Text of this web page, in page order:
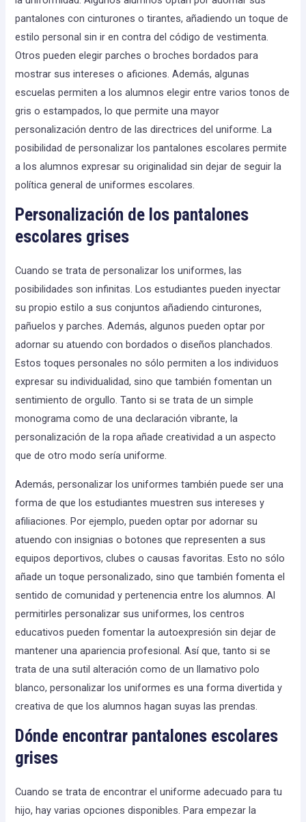
pantalones con cinturones o tirantes, añadiendo un toque de
estilo personal sin ir en contra del código de vestimenta.
Otros pueden elegir parches o broches bordados para
mostrar sus intereses o aficiones. Además, algunas
escuelas permiten a los alumnos elegir entre varios tonos de
gris o estampados, lo que permite una mayor
personalización dentro de las directrices del uniforme. La
posibilidad de personalizar los pantalones escolares permite
a los alumnos expresar su originalidad sin dejar de seguir la
política general de uniformes escolares.
Personalización de los pantalones
escolares grises
Cuando se trata de personalizar los uniformes, las
posibilidades son infinitas. Los estudiantes pueden inyectar
su propio estilo a sus conjuntos añadiendo cinturones,
pañuelos y parches. Además, algunos pueden optar por
adornar su atuendo con bordados o diseños planchados.
Estos toques personales no sólo permiten a los individuos
expresar su individualidad, sino que también fomentan un
sentimiento de orgullo. Tanto si se trata de un simple
monograma como de una declaración vibrante, la
personalización de la ropa añade creatividad a un aspecto
que de otro modo sería uniforme.
Además, personalizar los uniformes también puede ser una
forma de que los estudiantes muestren sus intereses y
afiliaciones. Por ejemplo, pueden optar por adornar su
atuendo con insignias o botones que representen a sus
equipos deportivos, clubes o causas favoritas. Esto no sólo
añade un toque personalizado, sino que también fomenta el
sentido de comunidad y pertenencia entre los alumnos. Al
permitirles personalizar sus uniformes, los centros
educativos pueden fomentar la autoexpresión sin dejar de
mantener una apariencia profesional. Así que, tanto si se
trata de una sutil alteración como de un llamativo polo
blanco, personalizar los uniformes es una forma divertida y
creativa de que los alumnos hagan suyas las prendas.
Dónde encontrar pantalones escolares
grises
Cuando se trata de encontrar el uniforme adecuado para tu
hijo, hay varias opciones disponibles. Para empezar la